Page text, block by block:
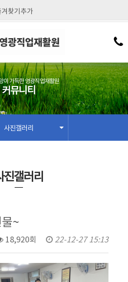
찾기추가
이 가득한 영광직업재활원
커뮤니티
사진갤러리
진갤러리
~
18,920회 22-12-27 15:13